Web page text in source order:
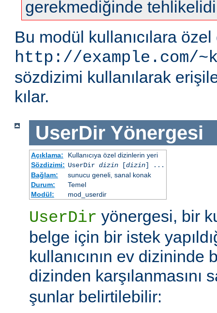
gerekmediğinde
Bu modül kullanıcılara
http://example.com/
sözdizimi kullanılarak
kılar.
UserDir Yönergesi
Açıklama:
Kullanıcıya özel dizinlerin yeri
Sözdizimi: UserDir dizin[dizin] ...
Bağlam:
sunucu geneli, sanal konak
Durum:
Temel
Modül:
mod_userdir
UserDir yönergesi, bir
belge için bir istek
kullanıcının ev dizininde
dizinden karşılanmasını
şunlar belirtilebilir: